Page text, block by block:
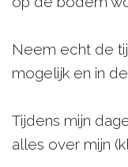
Neem echt de
mogelijk en in
Tijdens mijn
alles over mijn